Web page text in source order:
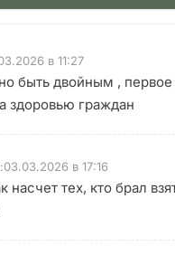
в 11:27
быть двойным ,
здоровью граждан
:03.03.2026 в 17:16
насчет тех, кто брал